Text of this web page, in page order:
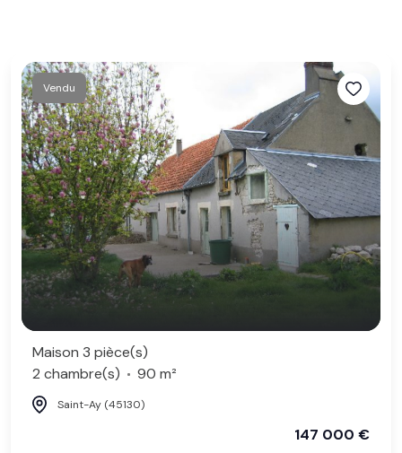
Vendu
Maison 3 pièce(s)
2 chambre(s)
90 m²
Saint-Ay (45130)
147 000 €